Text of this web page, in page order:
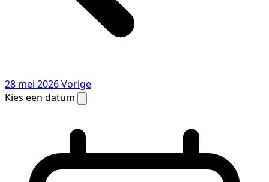
28 mei 2026Vorige
Kies een datum